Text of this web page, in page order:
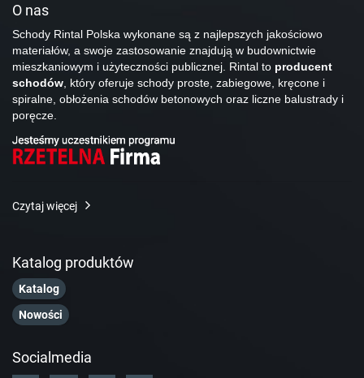
O nas
Schody Rintal Polska wykonane są z najlepszych jakościowo
materiałów, a swoje zastosowanie znajdują w budownictwie
mieszkaniowym i użyteczności publicznej. Rintal to producent
schodów, który oferuje schody proste, zabiegowe, kręcone i
spiralne, obłożenia schodów betonowych oraz liczne balustrady i
poręcze.
Czytaj więcej
Katalog produktów
Katalog
Nowości
Socialmedia